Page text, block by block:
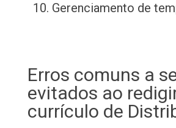
Gerenciamento de
Erros comuns a
evitados ao
currículo de